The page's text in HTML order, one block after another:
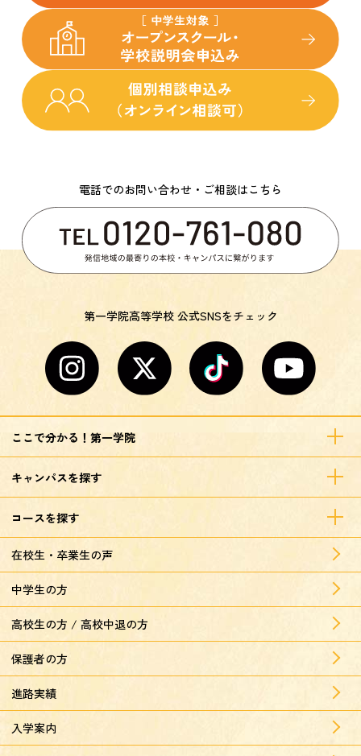
電話でのお問い合わせ・ご相談はこちら
第一学院高等学校 公式SNSをチェック
ここで分かる！第一学院
キャンパスを探す
コースを探す
在校生・卒業生の声
中学生の方
高校生の方 / 高校中退の方
保護者の方
進路実績
入学案内